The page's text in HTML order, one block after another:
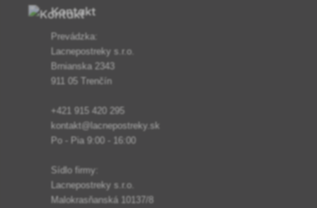
Kontakt
Prevádzka:
Lacnepostreky s.r.o.
Brnianska 2343
911 05 Trenčín
+421 915 420 295
kontakt@lacnepostreky.sk
Po - Pia 9:00 - 16:00
Sídlo firmy:
Lacnepostreky s.r.o.
Malokrasňanská 10137/8